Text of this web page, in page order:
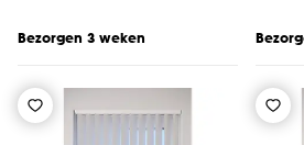
Bezorgen 3 weken